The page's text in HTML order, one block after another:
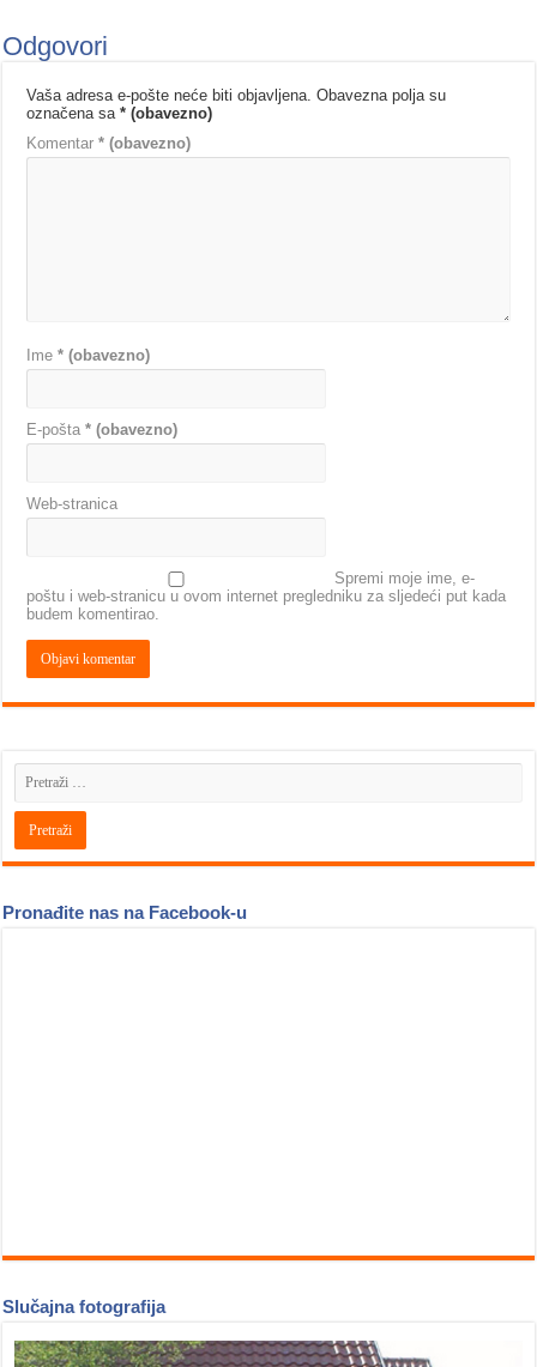
Odgovori
Vaša adresa e-pošte neće biti objavljena. Obavezna polja su
označena sa* (obavezno)
Komentar* (obavezno)
Ime* (obavezno)
E-pošta* (obavezno)
Web-stranica
Spremi moje ime, e-
poštu i web-stranicu u ovom internet pregledniku za sljedeći put kada
budem komentirao.
Pronađite nas na Facebook-u
Slučajna fotografija